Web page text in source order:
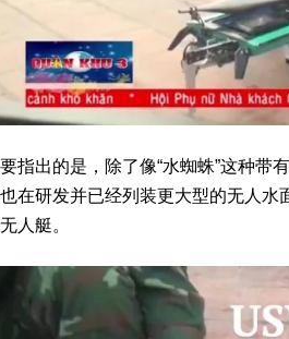
指出的是，除了像“水蜘蛛”这种带
在研发并已经列装更大型的无人水
人艇。